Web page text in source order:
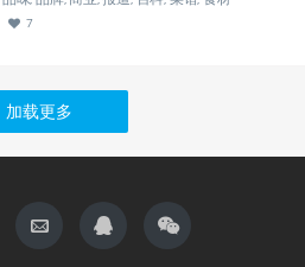
7
加载更多